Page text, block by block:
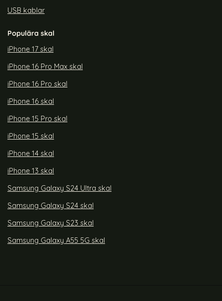
USB kablar
Populära skal
iPhone 17 skal
iPhone 16 Pro Max skal
iPhone 16 Pro skal
iPhone 16 skal
iPhone 15 Pro skal
iPhone 15 skal
iPhone 14 skal
iPhone 13 skal
Samsung Galaxy S24 Ultra skal
Samsung Galaxy S24 skal
Samsung Galaxy S23 skal
Samsung Galaxy A55 5G skal